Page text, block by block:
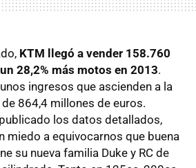
KTM llegó a vender 158.760
28,2% más motos en 2013.
ingresos que ascienden a la
864,4 millones de euros.
los datos detallados,
miedo a equivocarnos que buena
su nueva familia Duke y RC de